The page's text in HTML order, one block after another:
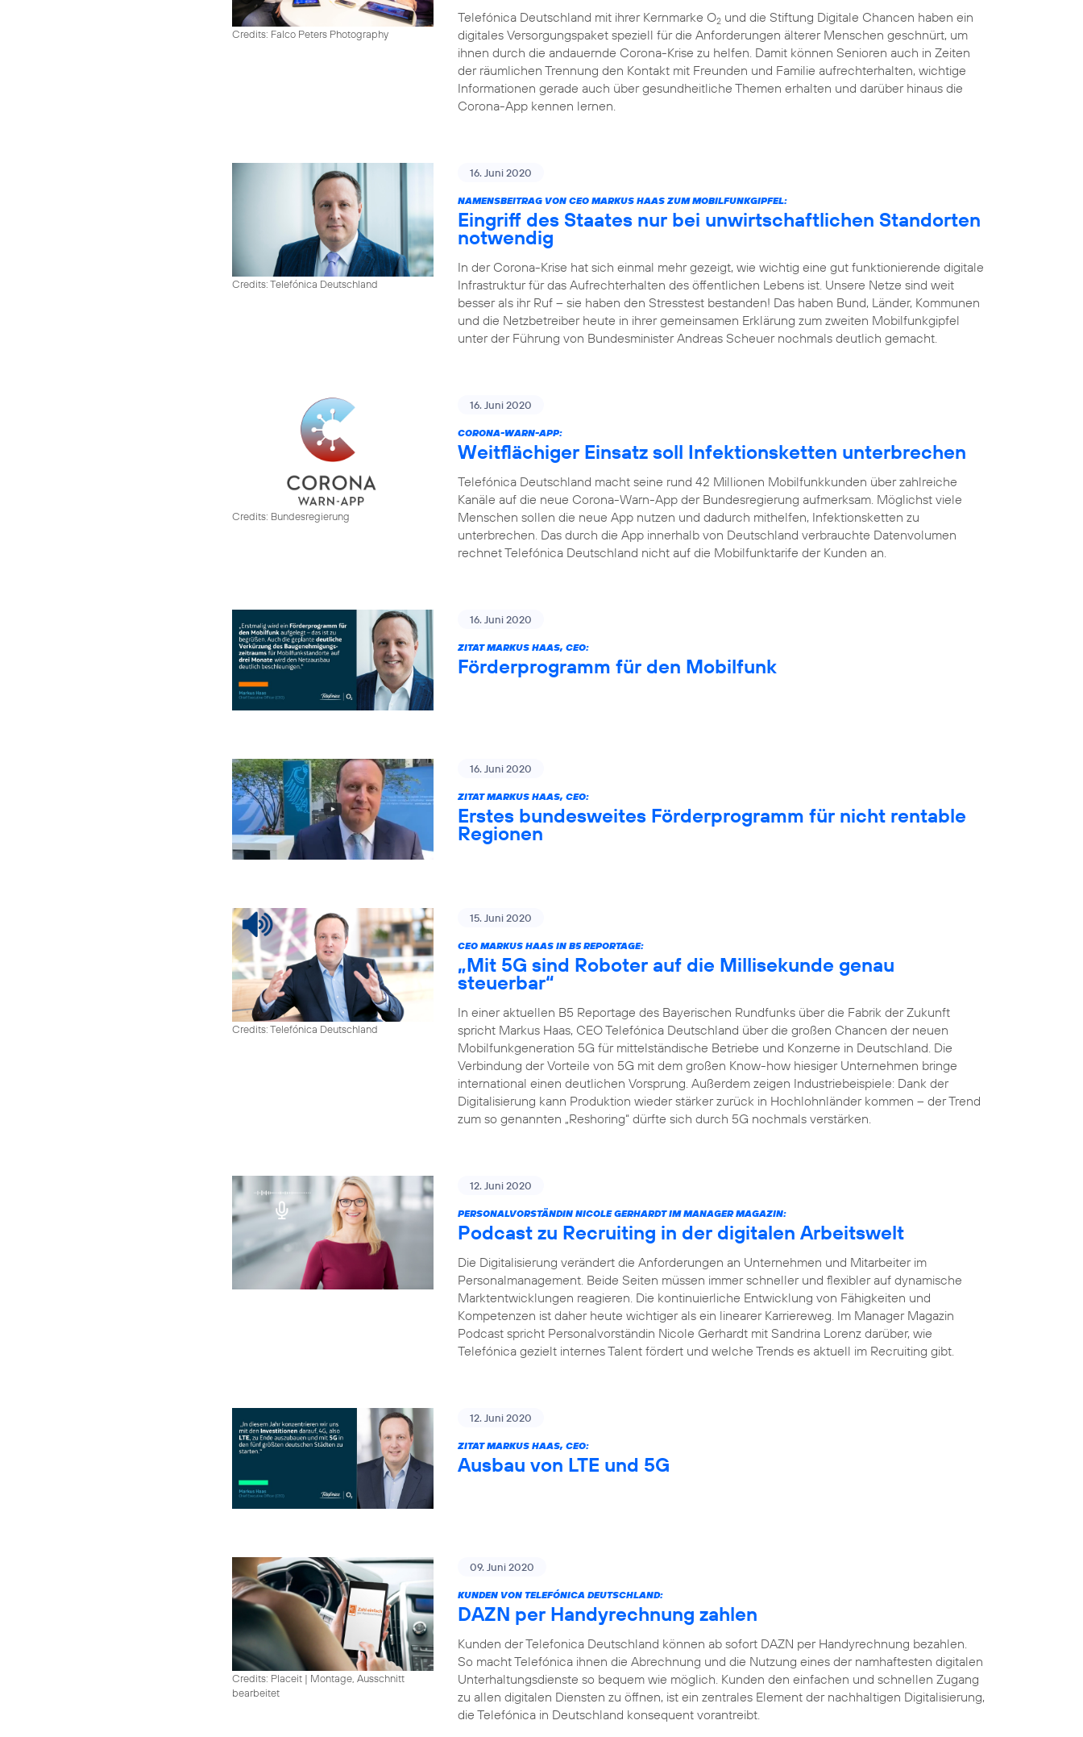
Credits: Falco Peters Photography
Telefónica Deutschland mit ihrer Kernmarke O2 und die Stiftung Digitale Chancen haben ein
digitales Versorgungspaket speziell für die Anforderungen älterer Menschen geschnürt, um
ihnen durch die andauernde Corona-Krise zu helfen. Damit können Senioren auch in Zeiten
der räumlichen Trennung den Kontakt mit Freunden und Familie aufrechterhalten, wichtige
Informationen gerade auch über gesundheitliche Themen erhalten und darüber hinaus die
Corona-App kennen lernen.
Credits: Telefónica Deutschland
16. Juni 2020
NAMENSBEITRAG VON CEO MARKUS HAAS ZUM MOBILFUNKGIPFEL:
Eingriff des Staates nur bei unwirtschaftlichen Standorten
notwendig
In der Corona-Krise hat sich einmal mehr gezeigt, wie wichtig eine gut funktionierende digitale
Infrastruktur für das Aufrechterhalten des öffentlichen Lebens ist. Unsere Netze sind weit
besser als ihr Ruf – sie haben den Stresstest bestanden! Das haben Bund, Länder, Kommunen
und die Netzbetreiber heute in ihrer gemeinsamen Erklärung zum zweiten Mobilfunkgipfel
unter der Führung von Bundesminister Andreas Scheuer nochmals deutlich gemacht.
Credits: Bundesregierung
16. Juni 2020
CORONA-WARN-APP:
Weitflächiger Einsatz soll Infektionsketten unterbrechen
Telefónica Deutschland macht seine rund 42 Millionen Mobilfunkkunden über zahlreiche
Kanäle auf die neue Corona-Warn-App der Bundesregierung aufmerksam. Möglichst viele
Menschen sollen die neue App nutzen und dadurch mithelfen, Infektionsketten zu
unterbrechen. Das durch die App innerhalb von Deutschland verbrauchte Datenvolumen
rechnet Telefónica Deutschland nicht auf die Mobilfunktarife der Kunden an.
16. Juni 2020
ZITAT MARKUS HAAS, CEO:
Förderprogramm für den Mobilfunk
16. Juni 2020
ZITAT MARKUS HAAS, CEO:
Erstes bundesweites Förderprogramm für nicht rentable
Regionen
Credits: Telefónica Deutschland
15. Juni 2020
CEO MARKUS HAAS IN B5 REPORTAGE:
„Mit 5G sind Roboter auf die Millisekunde genau
steuerbar“
In einer aktuellen B5 Reportage des Bayerischen Rundfunks über die Fabrik der Zukunft
spricht Markus Haas, CEO Telefónica Deutschland über die großen Chancen der neuen
Mobilfunkgeneration 5G für mittelständische Betriebe und Konzerne in Deutschland. Die
Verbindung der Vorteile von 5G mit dem großen Know-how hiesiger Unternehmen bringe
international einen deutlichen Vorsprung. Außerdem zeigen Industriebeispiele: Dank der
Digitalisierung kann Produktion wieder stärker zurück in Hochlohnländer kommen – der Trend
zum so genannten „Reshoring“ dürfte sich durch 5G nochmals verstärken.
12. Juni 2020
PERSONALVORSTÄNDIN NICOLE GERHARDT IM MANAGER MAGAZIN:
Podcast zu Recruiting in der digitalen Arbeitswelt
Die Digitalisierung verändert die Anforderungen an Unternehmen und Mitarbeiter im
Personalmanagement. Beide Seiten müssen immer schneller und flexibler auf dynamische
Marktentwicklungen reagieren. Die kontinuierliche Entwicklung von Fähigkeiten und
Kompetenzen ist daher heute wichtiger als ein linearer Karriereweg. Im Manager Magazin
Podcast spricht Personalvorständin Nicole Gerhardt mit Sandrina Lorenz darüber, wie
Telefónica gezielt internes Talent fördert und welche Trends es aktuell im Recruiting gibt.
12. Juni 2020
ZITAT MARKUS HAAS, CEO:
Ausbau von LTE und 5G
Credits: Placeit | Montage, Ausschnitt
bearbeitet
09. Juni 2020
KUNDEN VON TELEFÓNICA DEUTSCHLAND:
DAZN per Handyrechnung zahlen
Kunden der Telefonica Deutschland können ab sofort DAZN per Handyrechnung bezahlen.
So macht Telefónica ihnen die Abrechnung und die Nutzung eines der namhaftesten digitalen
Unterhaltungsdienste so bequem wie möglich. Kunden den einfachen und schnellen Zugang
zu allen digitalen Diensten zu öffnen, ist ein zentrales Element der nachhaltigen Digitalisierung,
die Telefónica in Deutschland konsequent vorantreibt.